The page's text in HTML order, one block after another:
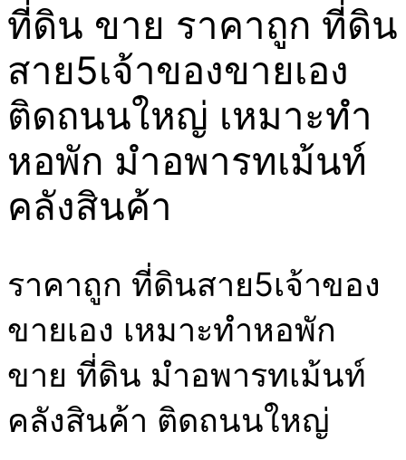
ที่ดิน ขาย ราคาถูก ที่ดิน
สาย5เจ้าของขายเอง
ติดถนนใหญ่ เหมาะทำ
หอพัก มำอพารทเม้นท์
คลังสินค้า
ราคาถูก ที่ดินสาย5เจ้าของ
ขายเอง เหมาะทำหอพัก
ขาย ที่ดิน มำอพารทเม้นท์
คลังสินค้า ติดถนนใหญ่